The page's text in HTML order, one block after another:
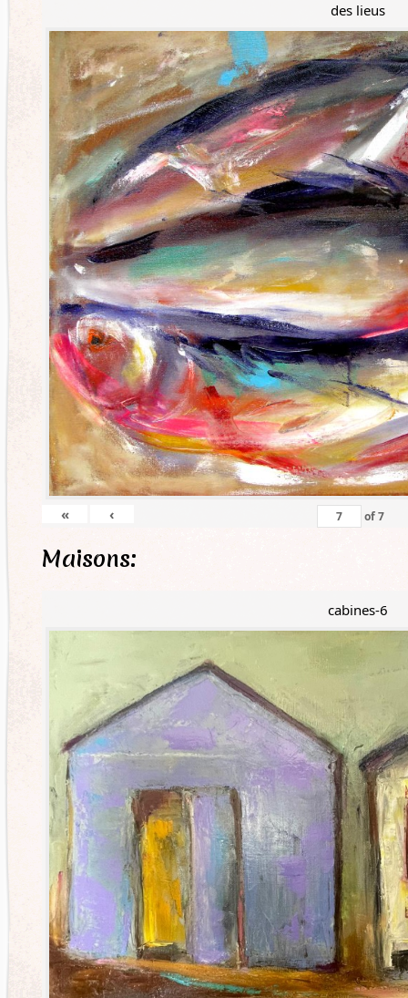
des lieus
« ‹ of7
Maisons:
cabines-6